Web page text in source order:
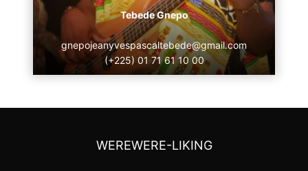
Tebede Gnepo
gnepojeanyvespascaltebede@gmail.com
(+225) 01 71 61 10 00
WEREWERE-LIKING